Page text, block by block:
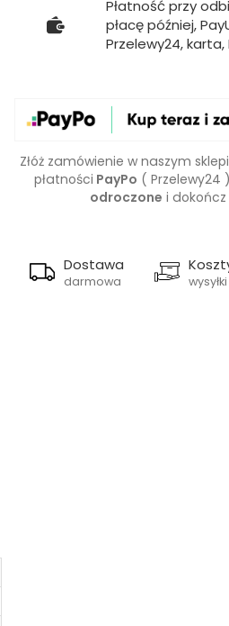
Płatność przy
płacę później,
Przelewy24, karta,
Złóż zamówienie w naszym
płatności PayPo ( Przelewy24
odroczone i
Dostawa
darmowa wysyłki